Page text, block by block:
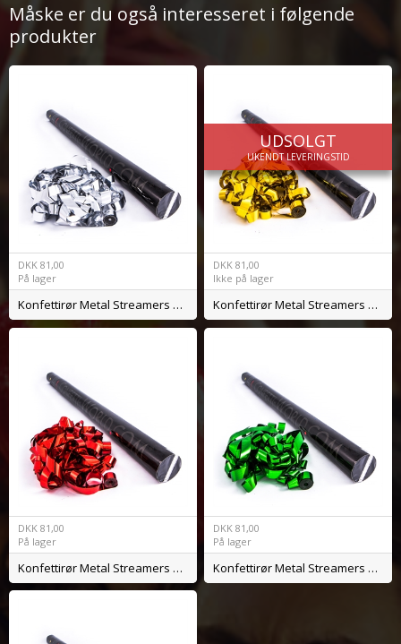
Måske er du også interesseret i følgende
produkter
DKK 81,00
På lager
Konfettirør Metal Streamers Sølv
UDSOLGT
UKENDT LEVERINGSTID
DKK 81,00
Ikke på lager
Konfettirør Metal Streamers Guld
DKK 81,00
På lager
Konfettirør Metal Streamers Rød
DKK 81,00
På lager
Konfettirør Metal Streamers Grøn